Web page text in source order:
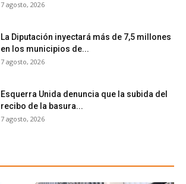
7 agosto, 2026
La Diputación inyectará más de 7,5 millones
en los municipios de...
7 agosto, 2026
Esquerra Unida denuncia que la subida del
recibo de la basura...
7 agosto, 2026